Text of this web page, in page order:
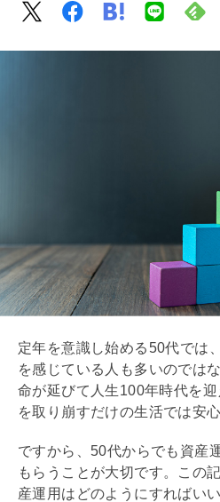
5/7
人生100年時代を迎え、50
定年を意識し始める50代では
を感じている人も多いのでは
命が延びて人生100年時代を
を取り崩すだけの生活では安
ですから、50代からでも資産
もらうことが大切です。この
産運用はどのようにすればい